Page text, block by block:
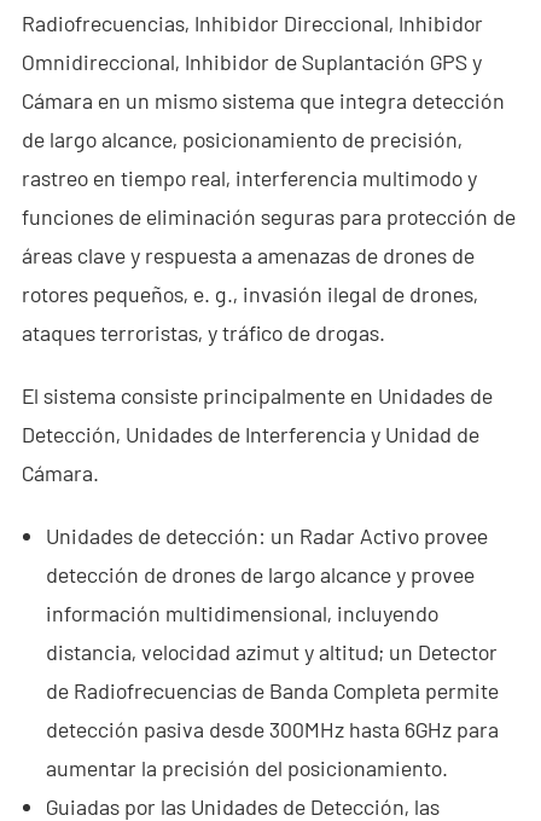
- - ND-SV009 Sistema Portátil de Radar 3D a Través de
- Sistema de Intercepción de Wi-Fi
- - ND-IM005 Sistema Estándar de Intercepción Wi-Fi
- Robot de Seguridad Inteligente
- - ND-IR001 Perro Robótico Inteligente
- - ND-IR002 Robot Contra Incendios Portátil
- - ND-UR002 Vehículo Operado Remotamente
- Solución Anti-Dron
- Solución Estacionaria Anti-Dron
- Solución Portátil Anti-Dron
- Solución de Jamming Anti-Dron
Radiofrecuencias, Inhibidor Direccional, Inhibidor
Omnidireccional, Inhibidor de Suplantación GPS y
Cámara en un mismo sistema que integra detección
de largo alcance, posicionamiento de precisión,
rastreo en tiempo real, interferencia multimodo y
funciones de eliminación seguras para protección de
áreas clave y respuesta a amenazas de drones de
rotores pequeños, e. g., invasión ilegal de drones,
ataques terroristas, y tráfico de drogas.
El sistema consiste principalmente en Unidades de
Detección, Unidades de Interferencia y Unidad de
Cámara.
Unidades de detección: un Radar Activo provee
detección de drones de largo alcance y provee
información multidimensional, incluyendo
distancia, velocidad azimut y altitud; un Detector
de Radiofrecuencias de Banda Completa permite
detección pasiva desde 300MHz hasta 6GHz para
aumentar la precisión del posicionamiento.
Guiadas por las Unidades de Detección, las